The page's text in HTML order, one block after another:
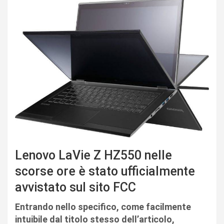
Lenovo LaVie Z HZ550 nelle
scorse ore è stato ufficialmente
avvistato sul sito FCC
Entrando nello specifico, come facilmente
intuibile dal titolo stesso dell’articolo,